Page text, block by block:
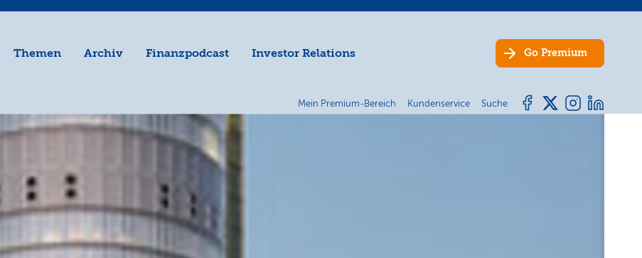
Themen Archiv Finanzpodcast Investor Relations Go Premium
Mein Premium-Bereich Kundenservice Suche